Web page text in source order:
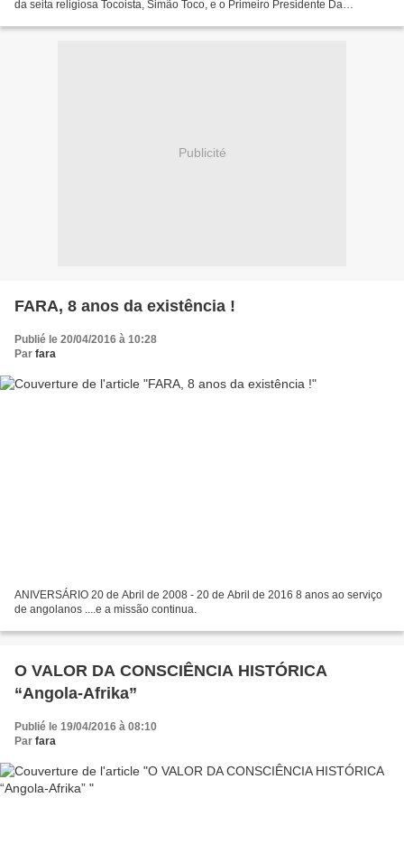
da seita religiosa Tocoista, Simão Toco, e o Primeiro Presidente Da
Publicité
FARA, 8 anos da existência !
Publié le 20/04/2016 à 10:28
Par fara
ANIVERSÁRIO 20 de Abril de 2008 - 20 de Abril de 2016 8 anos ao serviço
de angolanos ....e a missão continua.
O VALOR DA CONSCIÊNCIA HISTÓRICA
“Angola-Afrika”
Publié le 19/04/2016 à 08:10
Par fara